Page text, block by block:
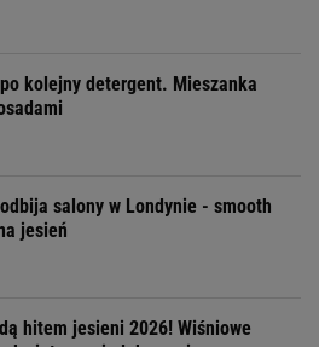
kolejny detergent. Mieszanka
salony w Londynie - smooth
jesień
hitem jesieni 2026! Wiśniowe